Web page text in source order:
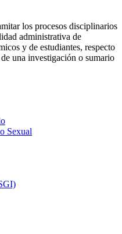
los procesos disciplinarios
administrativa de
y de estudiantes, respecto
una investigación o sumario
Sexual